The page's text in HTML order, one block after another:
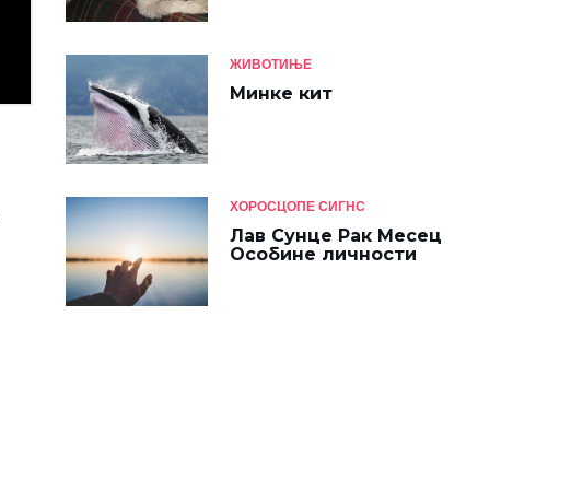
ЖИВОТИЊЕ
Минке кит
ХОРОСЦОПЕ СИГНС
Лав Сунце Рак Месец
Особине личности